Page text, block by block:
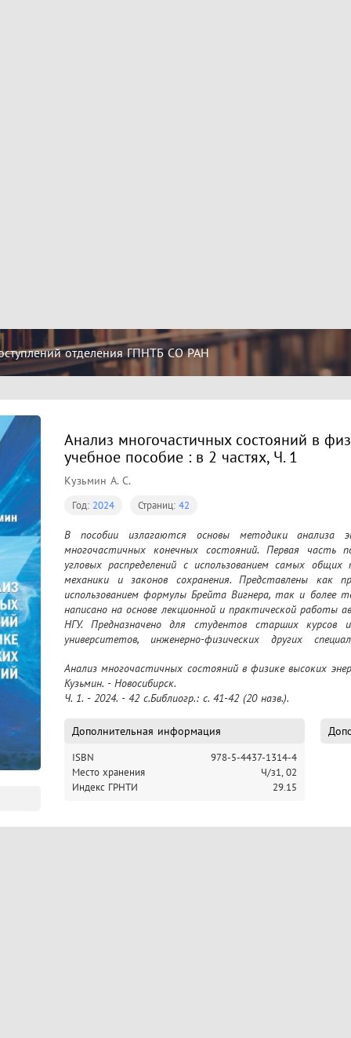
отделения ГПНТБ СО РАН
Анализ многочастичных состояний в
учебное пособие : в 2 частях, Ч. 1
Кузьмин А. С.
Год: 2024 Страниц: 42
В пособии излагаются основы методики анализа
многочастичных конечных состояний. Первая часть
угловых распределений с использованием самых
механики и законов сохранения. Представлены как
использованием формулы Брейта Вигнера, так и более
написано на основе лекционной и практической
НГУ. Предназначено для студентов старших курсов
университетов, инженерно-физических других
Анализ многочастичных состояний в физике высоких
Кузьмин. - Новосибирск.
Ч. 1. - 2024. - 42 c.Библиогр.: с. 41-42 (20 назв.).
Дополнительная информация
ISBN
978-5-4437-1314-4
Место хранения
Ч/з1, 02
Индекс ГРНТИ
29.15